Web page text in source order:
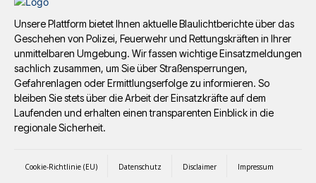
Foto: FF VG Westerburg
Foto: FF VG Westerburg
Unsere Plattform bietet Ihnen aktuelle Blaulichtberichte über das
Geschehen von Polizei, Feuerwehr und Rettungskräften in Ihrer
unmittelbaren Umgebung. Wir fassen wichtige Einsatzmeldungen
sachlich zusammen, um Sie über Straßensperrungen,
Gefahrenlagen oder Ermittlungserfolge zu informieren. So
bleiben Sie stets über die Arbeit der Einsatzkräfte auf dem
Laufenden und erhalten einen transparenten Einblick in die
regionale Sicherheit.
Cookie-Richtlinie (EU) Datenschutz Disclaimer Impressum